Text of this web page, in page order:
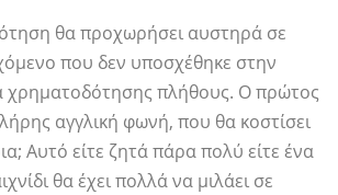
θα προχωρήσει αυστηρά σε
που δεν υποσχέθηκε στην
χρηματοδότησης πλήθους. Ο πρώτος
αγγλική φωνή, που θα κοστίσει
Αυτό είτε ζητά πάρα πολύ είτε ένα
θα έχει πολλά να μιλάει σε